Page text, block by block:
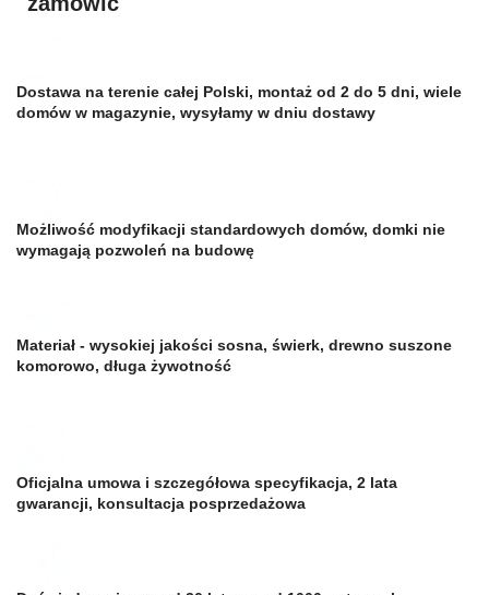
Dostawa na terenie całej Polski, montaż od 2 do 5 dni, wiele
domów w magazynie, wysyłamy w dniu dostawy
Możliwość modyfikacji standardowych domów, domki nie
wymagają pozwoleń na budowę
Materiał - wysokiej jakości sosna, świerk, drewno suszone
komorowo, długa żywotność
Oficjalna umowa i szczegółowa specyfikacja, 2 lata
gwarancji, konsultacja posprzedażowa